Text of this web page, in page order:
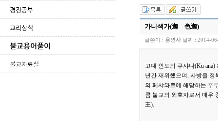
경전공부
교리상식
불교용어풀이
불교자료실
가니색가(迦 色迦)
글쓴이 : 용연사 날짜 : 2014-
고대 인도의 쿠샤나(Ku
년간 재위했으며, 사방을
의 페샤와르에 해당하는 푸
큼 불교의 외호자로서 매우
王).